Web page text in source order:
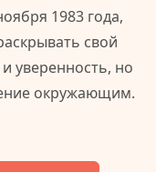
1983 года,
свой
уверенность, но
окружающим.